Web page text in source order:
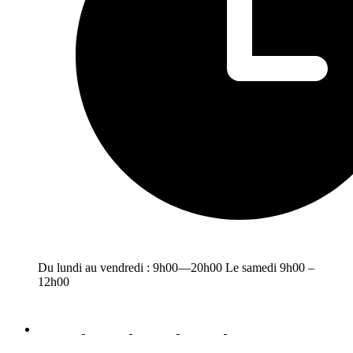
Du lundi au vendredi : 9h00—20h00 Le samedi 9h00 –
12h00